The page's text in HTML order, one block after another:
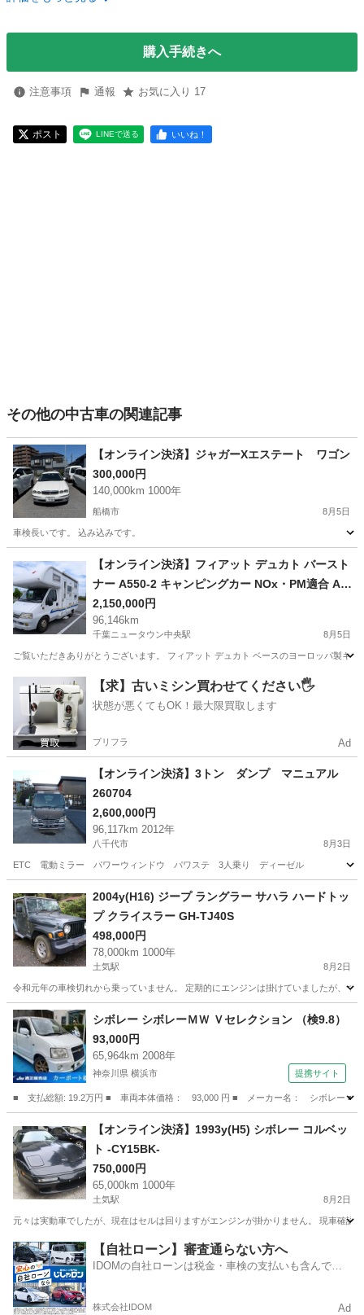
購入手続きへ
注意事項 通報 お気に入り 17
ポスト LINEで送る いいね！
その他の中古車の関連記事
【オンライン決済】ジャガーXエステート ワゴン
300,000円
140,000km 1000年
船橋市 8月5日
車検長いです。 込み込みです。
その他 ジャガー
【オンライン決済】フィアット デュカト バースト
ナー A550-2 キャンピングカー NOx・PM適合 AT
FFヒーター ルーフエアコン 温水シャワー 装備充
実
2,150,000円
96,146km
千葉ニュータウン中央駅 8月5日
ご覧いただきありがとうございます。 フィアット デュカト ベースのヨーロッパ製キ
千葉 印西市 千葉ニュータウン中央駅 その他
【求】古いミシン買わせてください🖐️
状態が悪くてもOK！最大限買取します
プリフラ Ad
【オンライン決済】3トン ダンプ マニュアル
260704
2,600,000円
96,117km 2012年
八千代市 8月3日
ETC 電動ミラー パワーウィンドウ パワステ 3人乗り ディーゼル
ディーゼル
2004y(H16) ジープ ラングラー サハラ ハードトッ
プ クライスラー GH-TJ40S
498,000円
78,000km 1000年
土気駅 8月2日
令和元年の車検切れから乗っていません。 定期的にエンジンは掛けていましたが、
千葉 千葉市 土気駅 その他 エンジン
シボレー シボレーＭＷ Ｖセレクション （検9.8）
93,000円
65,964km 2008年
神奈川県 横浜市 提携サイト
■ 支払総額: 19.2万円 ■ 車両本体価格： 93,000 円 ■ メーカー名： シボレー
その他
【オンライン決済】1993y(H5) シボレー コルベッ
ト -CY15BK-
750,000円
65,000km 1000年
土気駅 8月2日
元々は実動車でしたが、現在はセルは回りますがエンジンが掛かりません。 現車確
千葉 千葉市 土気駅 その他
【自社ローン】審査通らない方へ
IDOMの自社ローンは税金・車検の支払いも含んでい
株式会社IDOM Ad